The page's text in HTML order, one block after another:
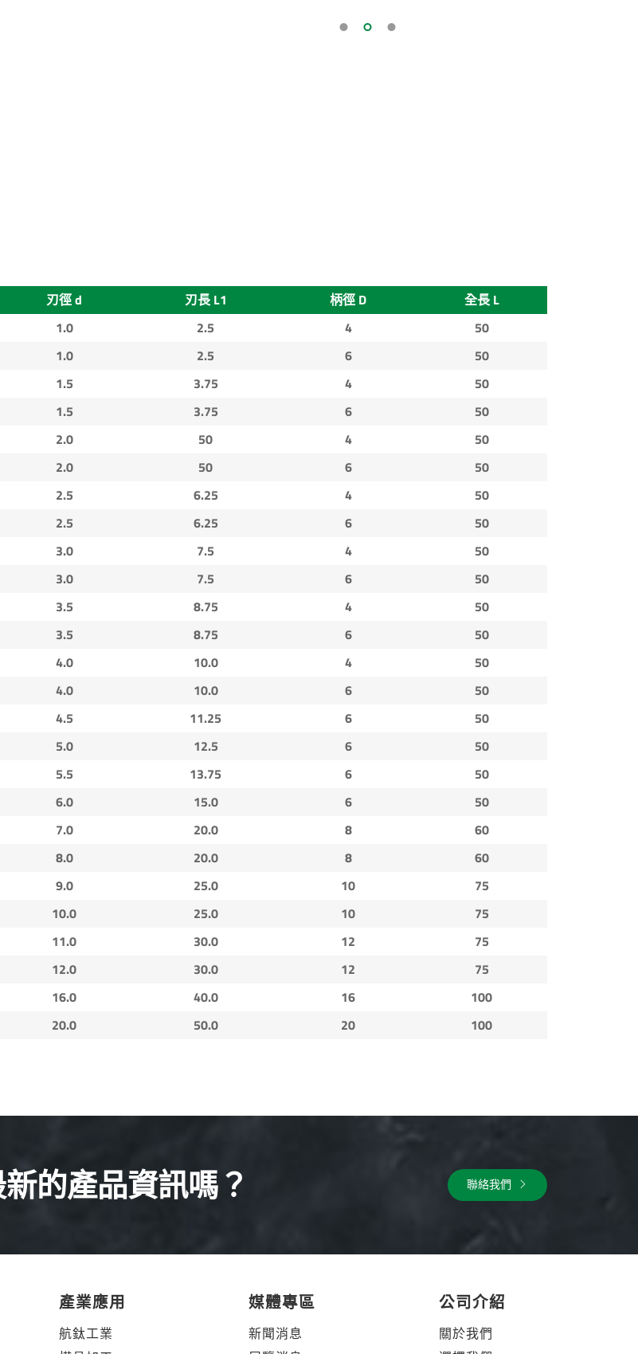
刃徑 d 刃長 L1 柄徑 D
全長 L
1.0 2.5 4
50
1.0 2.5 6
50
1.5 3.75 4
50
1.5 3.75 6
50
2.0 50 4
50
2.0 50 6
50
2.5 6.25 4
50
2.5 6.25 6
50
3.0 7.5 4
50
3.0 7.5 6
50
3.5 8.75 4
50
3.5 8.75 6
50
4.0 10.0 4
50
4.0 10.0 6
50
4.5 11.25 6
50
5.0 12.5 6
50
5.5 13.75 6
50
6.0 15.0 6
50
7.0 20.0 8
60
8.0 20.0 8
60
9.0 25.0 10
75
10.0 25.0 10
75
11.0 30.0 12
75
12.0 30.0 12
75
16.0 40.0 16
100
20.0 50.0 20 100
的產品資訊嗎？ 聯絡我們
產業應用
航鈦工業
媒體專區
新聞消息
公司介紹
關於我們